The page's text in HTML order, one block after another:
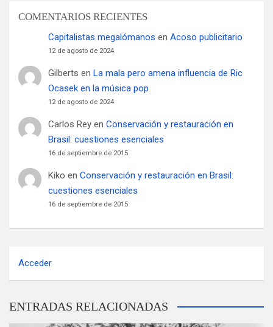
COMENTARIOS RECIENTES
Capitalistas megalómanos en Acoso publicitario
12 de agosto de 2024
Gilberts en La mala pero amena influencia de Ric
Ocasek en la música pop
12 de agosto de 2024
Carlos Reyen Conservación y restauración en
Brasil: cuestiones esenciales
16 de septiembre de 2015
Kiko en Conservación y restauración en Brasil:
cuestiones esenciales
16 de septiembre de 2015
Acceder
ENTRADAS RELACIONADAS